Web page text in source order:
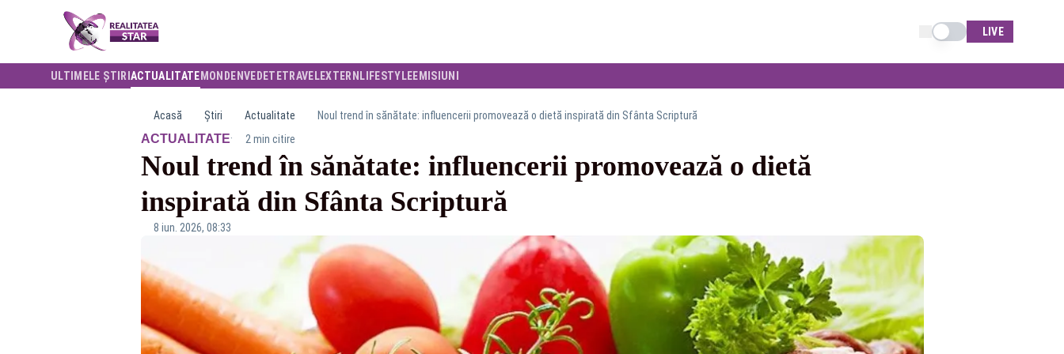
Schimba tema
LIVE
ULTIMELE ȘTIRI ACTUALITATE MONDENVEDETETRAVELEXTERN LIFESTYLEEMISIUNI
Acasă Știri Actualitate Noul trend în sănătate: influencerii promovează o dietă inspirată din Sfânta Scriptură
ACTUALITATE· 2 min citire
Noul trend în sănătate: influencerii promovează o dietă
inspirată din Sfânta Scriptură
8 iun. 2026, 08:33